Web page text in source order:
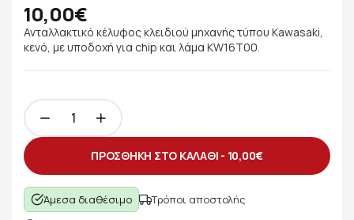
10,00€
Ανταλλακτικό κέλυφος κλειδιού μηχανής τύπου Kawasaki,
κενό, με υποδοχή για chip και λάμα KW16T00.
ΠΡΟΣΘΗΚΗ ΣΤΟ ΚΑΛΑΘΙ - 10,00€
Άμεσα διαθέσιμο
Τρόποι αποστολής